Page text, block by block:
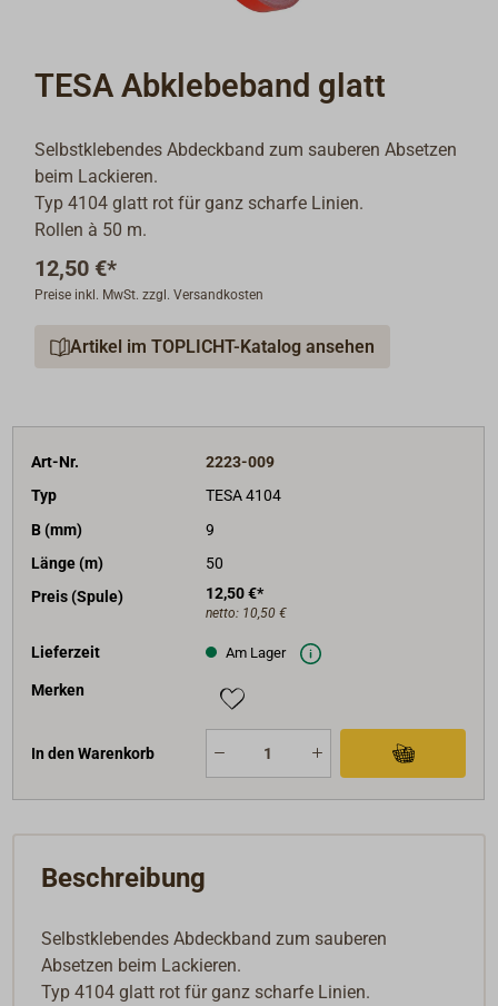
TESA Abklebeband glatt
Selbstklebendes Abdeckband zum sauberen Absetzen
beim Lackieren.
Typ 4104 glatt rot für ganz scharfe Linien.
Rollen à 50 m.
12,50 €*
Preise inkl. MwSt. zzgl. Versandkosten
Artikel im TOPLICHT-Katalog ansehen
Art-Nr.
2223-009
Typ
TESA 4104
B (mm)
9
Länge (m)
50
Preis (Spule)
12,50 €*
netto: 10,50 €
Lieferzeit Am Lager
Merken
In den Warenkorb
Beschreibung
Selbstklebendes Abdeckband zum sauberen
Absetzen beim Lackieren.
Typ 4104 glatt rot für ganz scharfe Linien.